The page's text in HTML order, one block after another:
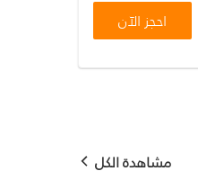
احجز الآن
مشاهدة الكل